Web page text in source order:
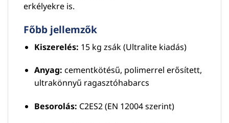
erkélyekre is.
Főbb jellemzők
Kiszerelés: 15 kg zsák (Ultralite kiadás)
Anyag: cementkötésű, polimerrel erősített,
ultrakönnyű ragasztóhabarcs
Besorolás: C2ES2 (EN 12004 szerint)